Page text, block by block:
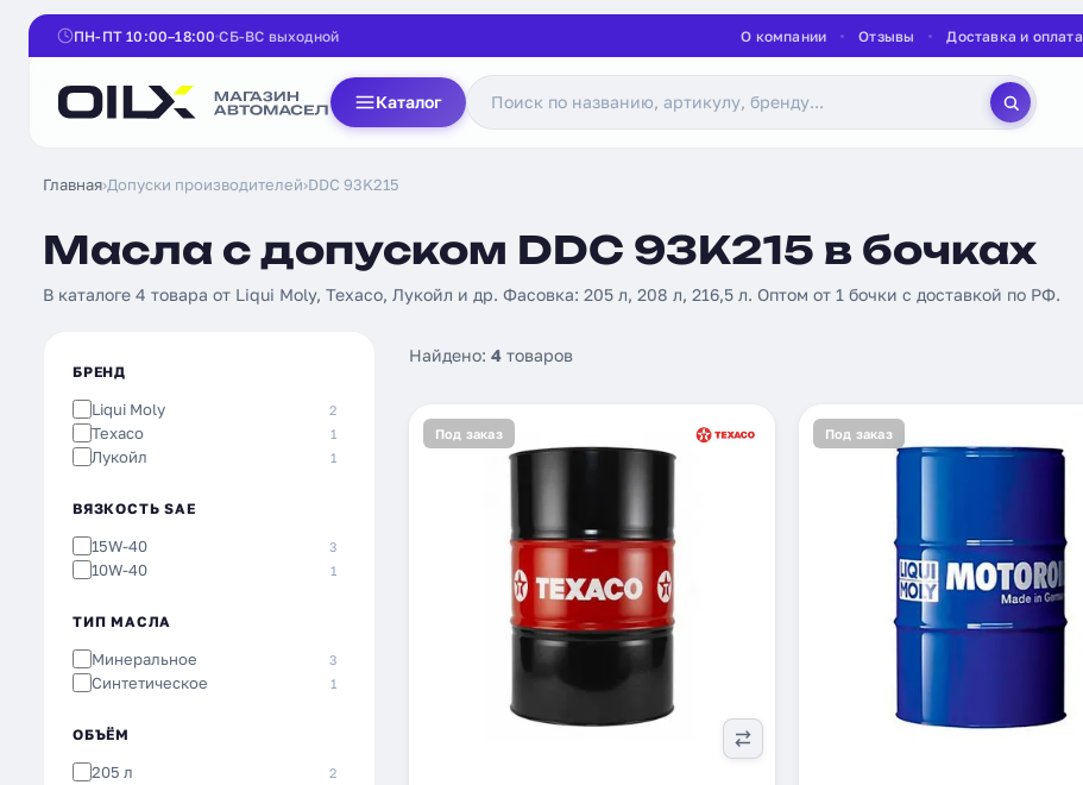
ПН-ПТ 10:00–18:00 СБ-ВС выходной О компании Отзывы Доставка и оплата
Каталог
Главная›Допуски производителей›DDC 93K215
Масла с допуском DDC 93K215 в бочках
В каталоге 4 товара от Liqui Moly, Texaco, Лукойл и др. Фасовка: 205 л, 208 л, 216,5 л. Оптом от 1 бочки с доставкой по РФ.
БРЕНД
Liqui Moly 2
Texaco 1
Лукойл 1
ВЯЗКОСТЬ SAE
15W-40 3
10W-40 1
ТИП МАСЛА
Минеральное 3
Синтетическое 1
ОБЪЁМ
205 л 2
Найдено: 4 товаров
Под заказ Под заказ